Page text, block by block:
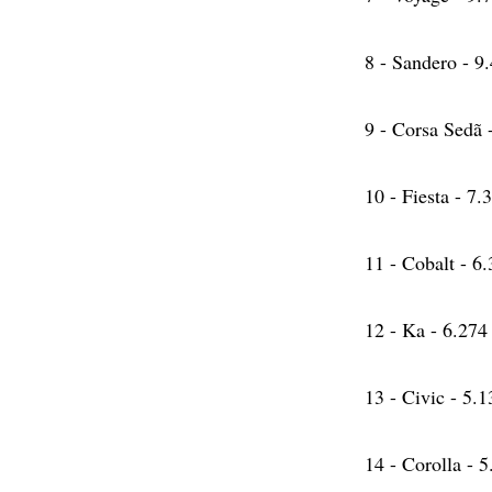
8 - Sandero -
9 - Corsa Sedã
10 - Fiesta -
11 - Cobalt -
12 - Ka - 6.274
13 - Civic -
14 - Corolla -